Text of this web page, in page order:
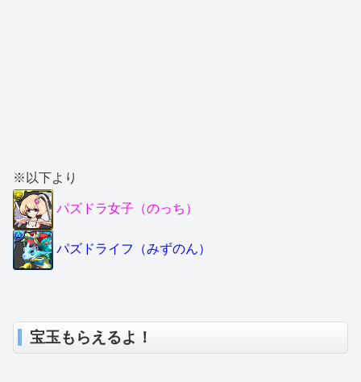
※以下より
パズドラ女子（のっち）
パズドライフ（みずのん）
宝玉もらえるよ！